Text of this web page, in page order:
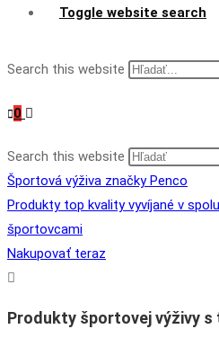
Toggle website search
Search this website
0
Search this website
Športová výživa značky Penco
Produkty top kvality vyvíjané v
športovcami
Nakupovať teraz
Produkty športovej výživy s